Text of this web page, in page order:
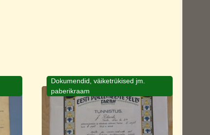
Dokumendid, väiketrükised jm.
paberikraam